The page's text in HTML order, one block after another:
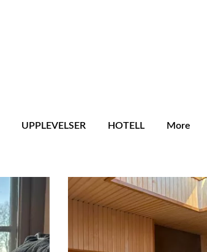
UPPLEVELSER HOTELL More